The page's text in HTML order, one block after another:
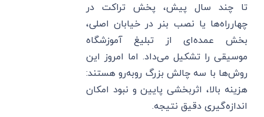
تا چند سال پیش، پخش تراکت در
چهارراه‌ها یا نصب بنر در خیابان اصلی،
بخش عمده‌ای از تبلیغ آموزشگاه
موسیقی را تشکیل می‌داد. اما امروز این
روش‌ها با سه چالش بزرگ روبه‌رو هستند:
هزینه بالا، اثربخشی پایین و نبود امکان
اندازه‌گیری دقیق نتیجه.